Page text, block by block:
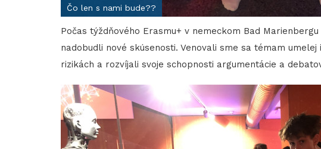
Čo len s nami bude??
Počas týždňového Erasmu+ v nemeckom Bad
nadobudli nové skúsenosti. Venovali sme sa témam
rizikách a rozvíjali svoje schopnosti argumentácie a